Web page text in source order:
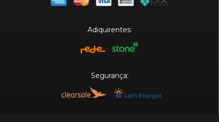
Adiquirentes:
Segurança: